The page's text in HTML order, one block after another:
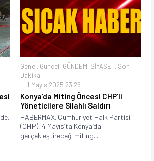
Genel, Güncel, GÜNDEM, SİYASET, Son
Dakika
1 Mayıs 2025 23:26
Konya’da Miting Öncesi CHP’li
Yöneticilere Silahlı Saldırı
HABERMAX. Cumhuriyet Halk Partisi
(CHP), 4 Mayıs’ta Konya’da
gerçekleştireceği miting...